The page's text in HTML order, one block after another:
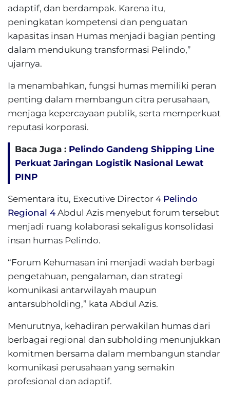
adaptif, dan berdampak. Karena itu,
peningkatan kompetensi dan penguatan
kapasitas insan Humas menjadi bagian penting
dalam mendukung transformasi Pelindo,”
ujarnya.
Ia menambahkan, fungsi humas memiliki peran
penting dalam membangun citra perusahaan,
menjaga kepercayaan publik, serta memperkuat
reputasi korporasi.
Baca Juga : Pelindo Gandeng Shipping Line
Perkuat Jaringan Logistik Nasional Lewat
PINP
Sementara itu, Executive Director 4 Pelindo
Regional 4Abdul Azis menyebut forum tersebut
menjadi ruang kolaborasi sekaligus konsolidasi
insan humas Pelindo.
“Forum Kehumasan ini menjadi wadah berbagi
pengetahuan, pengalaman, dan strategi
komunikasi antarwilayah maupun
antarsubholding,” kata Abdul Azis.
Menurutnya, kehadiran perwakilan humas dari
berbagai regional dan subholding menunjukkan
komitmen bersama dalam membangun standar
komunikasi perusahaan yang semakin
profesional dan adaptif.